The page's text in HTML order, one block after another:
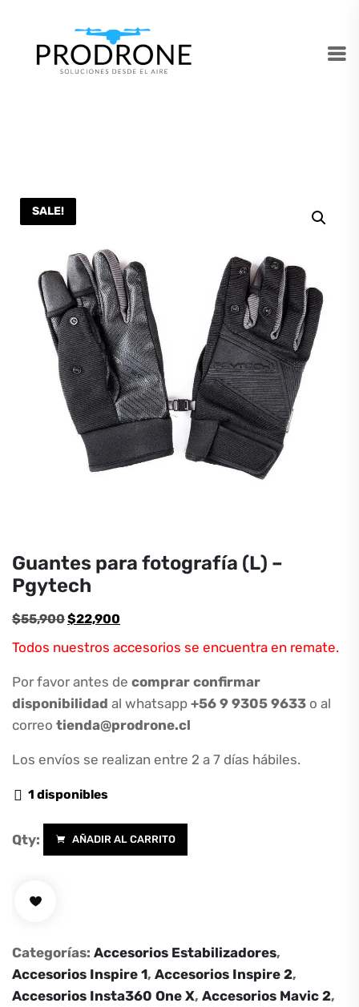
SALE!
Guantes para fotografía (L) –
Pgytech
$55,900El
original
era:
$55,900.
$22,900
actual
es:
$22,900.
Todos nuestros accesorios se encuentra en remate.
Por favor antes de comprar confirmar
disponibilidad al whatsapp +56 9 9305 9633 o al
correo tienda@prodrone.cl
Los envíos se realizan entre 2 a 7 días hábiles.
1 disponibles
Qty:
fotografía
Pgytech
cantidad
AÑADIR AL CARRITO
Categorías: Accesorios Estabilizadores,
Accesorios Inspire 1, Accesorios Inspire 2,
Accesorios Insta360 One X, Accesorios Mavic 2,